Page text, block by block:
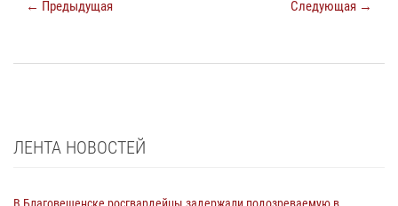
← Предыдущая Следующая →
ЛЕНТА НОВОСТЕЙ